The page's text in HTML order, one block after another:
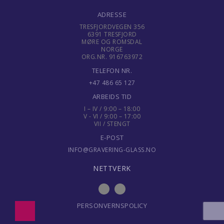
ADRESSE
TRESFJORDVEGEN 356
6391 TRESFJORD
MØRE OG ROMSDAL
NORGE
ORG.NR. 916763972
TELEFON NR.
+47 486 65 127
ARBEIDS TID
I – IV / 9:00 – 18:00
V - VI / 9:00 – 17:00
VII / STENGT
E-POST
INFO@GRAVERING-GLASS.NO
NETTVERK
PERSONVERNSPOLICY